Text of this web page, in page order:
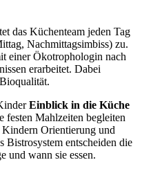
das Küchenteam jeden Tag
Nachmittagsimbiss) zu.
einer Ökotrophologin nach
erarbeitet. Dabei
Einblick in die Küche
festen Mahlzeiten begleiten
Orientierung und
Bistrosystem entscheiden die
und wann sie essen.